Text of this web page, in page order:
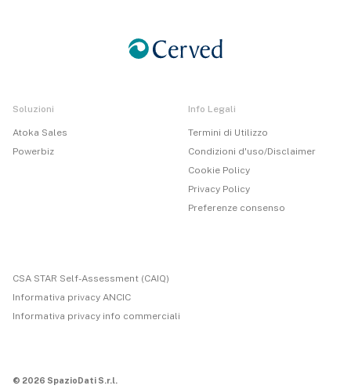
Soluzioni
Atoka Sales
Powerbiz
Info Legali
Termini di Utilizzo
Condizioni d'uso/Disclaimer
Cookie Policy
Privacy Policy
Preferenze consenso
CSA STAR Self-Assessment (CAIQ)
Informativa privacy ANCIC
Informativa privacy info commerciali
© 2026 SpazioDati S.r.l.